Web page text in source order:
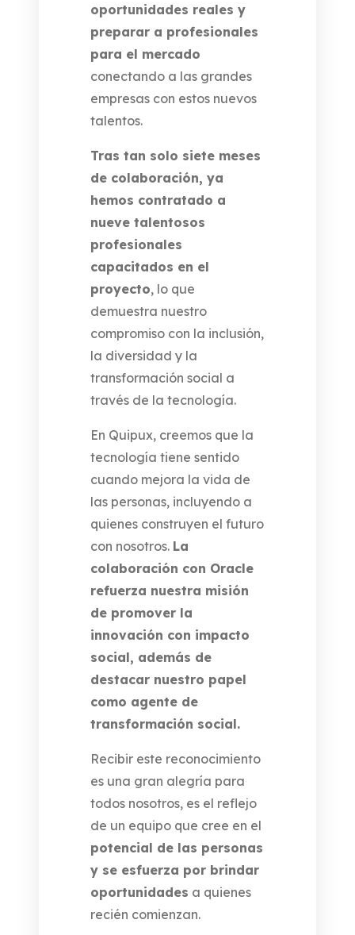
oportunidades reales y
preparar a profesionales
para el mercado
conectando a las grandes
empresas con estos nuevos
talentos.
Tras tan solo siete meses
de colaboración, ya
hemos contratado a
nueve talentosos
profesionales
capacitados en el
proyecto, lo que
demuestra nuestro
compromiso con la inclusión,
la diversidad y la
transformación social a
través de la tecnología.
En Quipux, creemos que la
tecnología tiene sentido
cuando mejora la vida de
las personas, incluyendo a
quienes construyen el futuro
con nosotros. La
colaboración con Oracle
refuerza nuestra misión
de promover la
innovación con impacto
social, además de
destacar nuestro papel
como agente de
transformación social.
Recibir este reconocimiento
es una gran alegría para
todos nosotros, es el reflejo
de un equipo que cree en el
potencial de las personas
y se esfuerza por brindar
oportunidades a quienes
recién comienzan.